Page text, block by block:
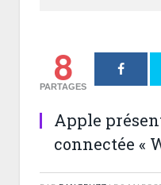
8
PARTAGES
Apple
connectée «